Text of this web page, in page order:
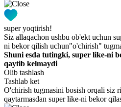
super yoqtirish!
Siz allaqachon ushbu ob'ekt uchun
ni bekor qilish uchun"o'chirish"
Shuni esda tutingki, super like-ni
qaytib kelmaydi
Olib tashlash
Tashlab ket
O'chirish tugmasini bosish orqali siz
qaytarmasdan super like-ni bekor